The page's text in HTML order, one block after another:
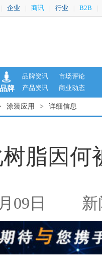
企业 商讯 行业 B2B
品牌
品牌资讯
市场评论
产品资讯
商业动态
涂装应用 > 详细信息
脂因何
月09日 新